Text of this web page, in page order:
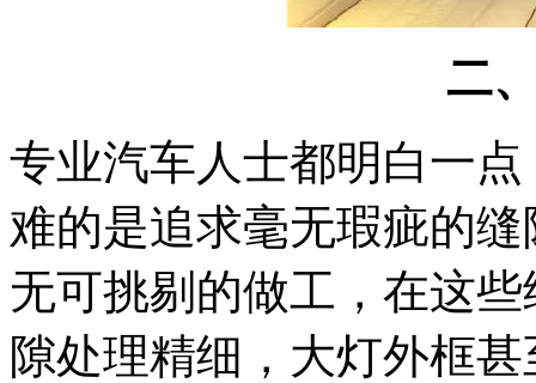
二
专业汽车人士都明白一
难的是追求毫无瑕疵的
无可挑剔的做工，在这
隙处理精细，大灯外框